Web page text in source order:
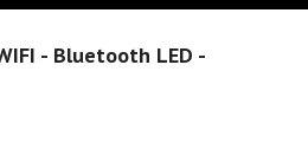
- Bluetooth LED -